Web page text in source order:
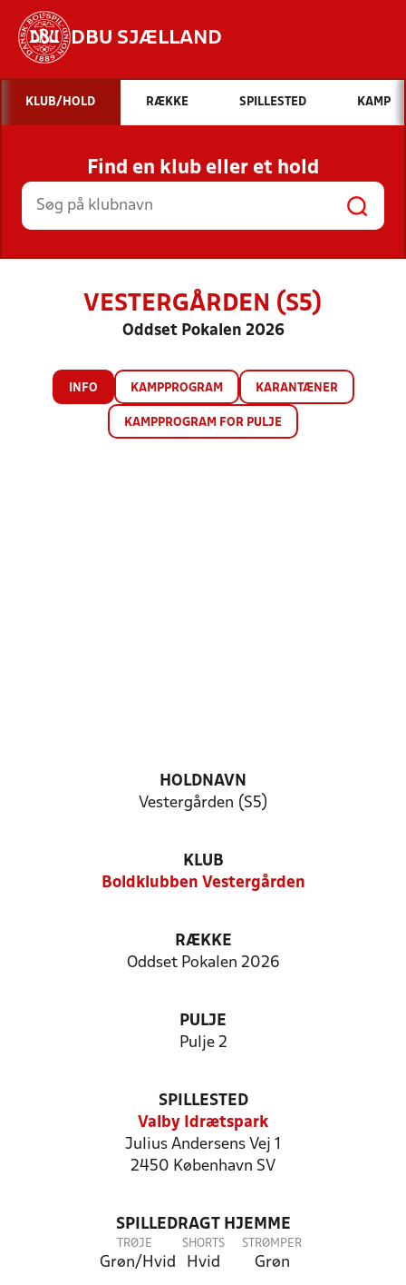
DBU SJÆLLAND
Hvad vil du søge efter?
INDHOLD OG NYHEDER
STILLINGER, RESULTATER, KLUBBER OG
HOLD
KLUB/HOLD RÆKKE SPILLESTED KAMP
Find en klub eller et hold
VESTERGÅRDEN (S5)
Oddset Pokalen 2026
INFO KAMPPROGRAM KARANTÆNER
KAMPPROGRAM FOR PULJE
HOLDNAVN
Vestergården (S5)
KLUB
Boldklubben Vestergården
RÆKKE
Oddset Pokalen 2026
PULJE
Pulje 2
SPILLESTED
Valby Idrætspark
Julius Andersens Vej 1
2450 København SV
SPILLEDRAGT HJEMME
TRØJE
Grøn/Hvid
SHORTS
Hvid
STRØMPER
Grøn